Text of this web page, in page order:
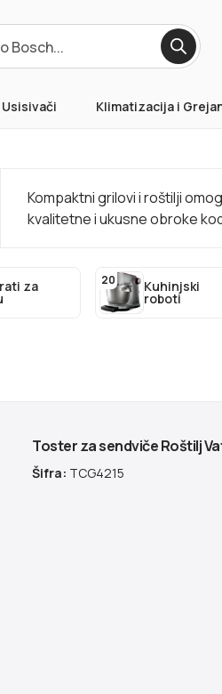
Usisivači Klimatizacija i
Kompaktni grilovi i roštilji
kvalitetne i ukusne obroke
za Kuhinjski
roboti
20
Toster za sendviče Roštilj
Šifra: TCG4215